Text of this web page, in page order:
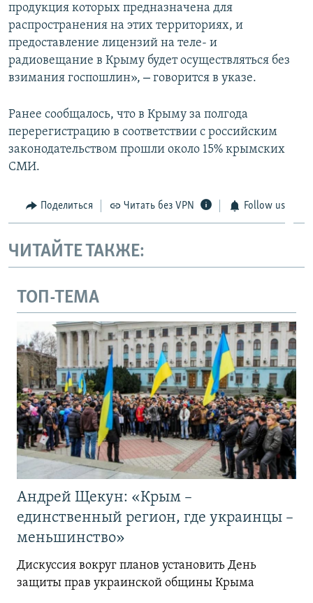
продукция которых предназначена для
распространения на этих территориях, и
предоставление лицензий на теле- и
радиовещание в Крыму будет осуществляться без
взимания госпошлин», – говорится в указе.
Ранее сообщалось, что в Крыму за полгода
перерегистрацию в соответствии с российским
законодательством прошли около 15% крымских
СМИ.
Поделиться Читать без VPN Follow us
ЧИТАЙТЕ ТАКЖЕ:
ТОП-ТЕМА
Андрей Щекун: «Крым –
единственный регион, где украинцы –
меньшинство»
Дискуссия вокруг планов установить День
защиты прав украинской общины Крыма